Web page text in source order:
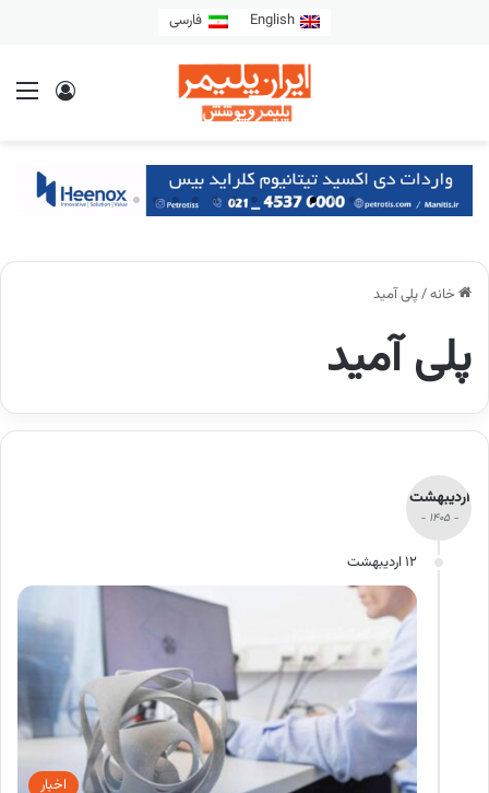
English فارسی
خانه/پلی­ آمید
پلی­ آمید
اردیبهشت
- 1405 -
12 اردیبهشت
اخبار